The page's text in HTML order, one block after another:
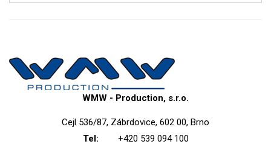
WMW - Production, s.r.o.
Cejl 536/87, Zábrdovice, 602 00, Brno
Tel: +420 539 094 100